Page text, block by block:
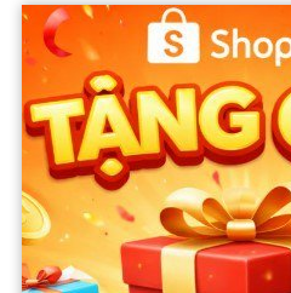
“Tôi cứ nghĩ Đàm Vĩnh Hưng sẽ
cậu ấy phớt lờ, vẫn hát sai lời ca
nhưng nghĩ rằng chắc do mỗi
bạch.